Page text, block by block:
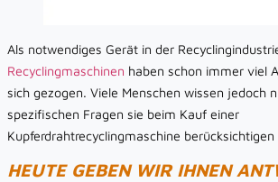
Als notwendiges Gerät in der
Recyclingmaschinen haben schon immer viel
sich gezogen. Viele Menschen wissen jedoch
spezifischen Fragen sie beim Kauf einer
Kupferdrahtrecyclingmaschine berücksichtigen
HEUTE GEBEN WIR IHNEN